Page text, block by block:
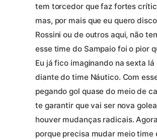
tem torcedor que faz fortes
mas, por mais que eu quero
Rossini ou de outros aqui, não
esse time do Sampaio foi o pior
Eu já fico imaginando na sexta lá
diante do time Náutico. Com
pegando gol quase do meio de
te garantir que vai ser nova
houver mudanças radicais.
porque precisa mudar meio time